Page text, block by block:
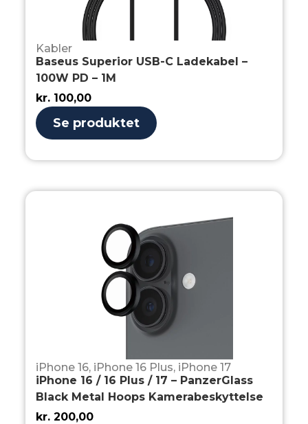
Kabler
Baseus Superior USB-C Ladekabel –
100W PD – 1M
kr. 100,00
Se produktet
iPhone 16, iPhone 16 Plus, iPhone 17
iPhone 16 / 16 Plus / 17 – PanzerGlass
Black Metal Hoops Kamerabeskyttelse
kr. 200,00